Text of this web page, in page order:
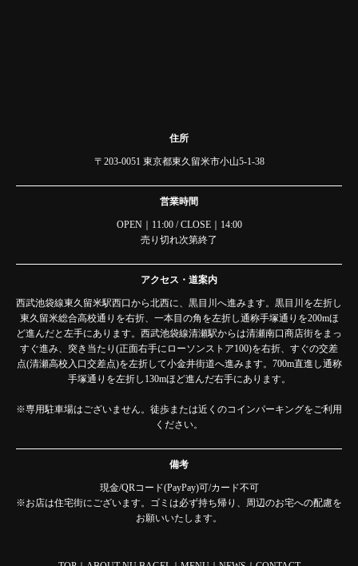
住所
〒203-0051 東京都東久留米市小山5-1-38
営業時間
OPEN｜11:00 / CLOSE｜14:00
売り切れ次第終了
アクセス・道案内
西武池袋線東久留米駅西口から北西に、黒目川へ進みます。黒目川を左折し
東久留米総合高校通りを右折、一本目の角を左折し通称手塚通りを200mほ
ど進んだと左手にあります。西武池袋線清瀬駅からは清瀬南口商店街をまっ
すぐ進み、突き当たり(正面右手にローソンストア100)を右折、すぐの交差
点(清瀬高校入口交差点)を左折して小金井街道へ進みます。700m直進し通称
手塚通りを左折し130mほど進んだ右手にあります。
※専用駐車場はございません。徒歩または近くのコインパーキングをご利用
ください。
備考
現金/QRコード(PayPay)可/カード不可
※お店は住宅街にございます。ゴミは必ず持ち帰り、周辺のお宅への配慮を
お願いいたします。